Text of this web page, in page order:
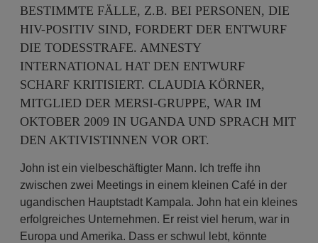
BESTIMMTE FÄLLE, Z.B. BEI PERSONEN, DIE
HIV-POSITIV SIND, FORDERT DER ENTWURF
DIE TODESSTRAFE. AMNESTY
INTERNATIONAL HAT DEN ENTWURF
SCHARF KRITISIERT. CLAUDIA KÖRNER,
MITGLIED DER MERSI-GRUPPE, WAR IM
OKTOBER 2009 IN UGANDA UND SPRACH MIT
DEN AKTIVISTINNEN VOR ORT.
John ist ein vielbeschäftigter Mann. Ich treffe ihn
zwischen zwei Meetings in einem kleinen Café in der
ugandischen Hauptstadt Kampala. John hat ein kleines
erfolgreiches Unternehmen. Er reist viel herum, war in
Europa und Amerika. Dass er schwul lebt, könnte